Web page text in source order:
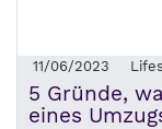
11/06/2023
5 Gründe,
eines